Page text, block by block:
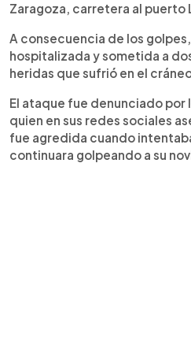
Zaragoza, carretera al puerto
A consecuencia de los
hospitalizada y sometida a
heridas que sufrió en el
El ataque fue denunciado por
quien en sus redes sociales
fue agredida cuando
continuara golpeando a su